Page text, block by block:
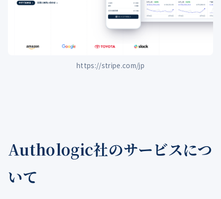
https://stripe.com/jp
Authologic社のサービスにつ
いて